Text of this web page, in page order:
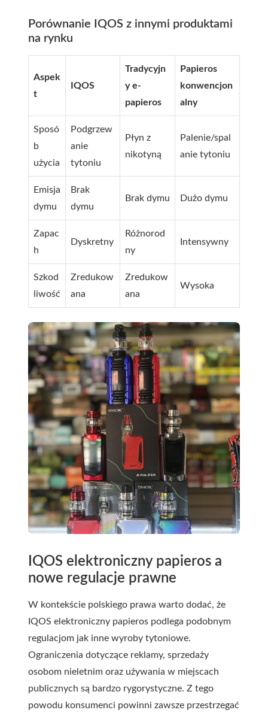
Porównanie IQOS z innymi produktami
na rynku
Aspek
t
IQOS
Tradycyjn
y e-
papieros
Papieros
konwencjon
alny
Sposó
b
użycia
Podgrzew
anie
tytoniu
Płyn z
nikotyną
Palenie/spal
anie tytoniu
Emisja
dymu
Brak
dymu
Brak dymu Dużo dymu
Zapac
h
Dyskretny
Różnorod
ny
Intensywny
Szkod
liwość
Zredukow
ana
Zredukow
ana
Wysoka
IQOS elektroniczny papieros a
nowe regulacje prawne
W kontekście polskiego prawa warto dodać, że
IQOS elektroniczny papieros podlega podobnym
regulacjom jak inne wyroby tytoniowe.
Ograniczenia dotyczące reklamy, sprzedaży
osobom nieletnim oraz używania w miejscach
publicznych są bardzo rygorystyczne. Z tego
powodu konsumenci powinni zawsze przestrzegać